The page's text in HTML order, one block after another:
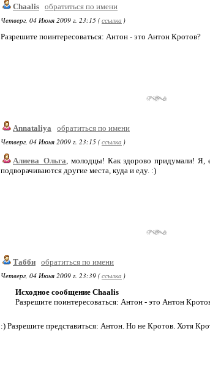
Chaalis обратиться по имени
Четверг, 04 Июня 2009 г. 23:15 (ссылка )
Разрешите поинтересоваться: Антон - это Антон Кротов?
Annataliya
обратиться по имени
Четверг, 04 Июня 2009 г. 23:15 (ссылка )
Алиева_Ольга, молодцы! Как здорово придумали! Я,
подворачиваются другие места, куда и еду. :)
Табби обратиться по имени
Четверг, 04 Июня 2009 г. 23:39 (ссылка )
Исходное сообщение Chaalis
Разрешите поинтересоваться: Антон - это Антон
:) Разрешите представиться: Антон. Но не Кротов. Хотя